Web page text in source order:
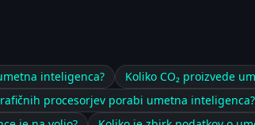
inteligenca?
Koliko CO₂ proizvede
procesorjev porabi umetna inteligenca?